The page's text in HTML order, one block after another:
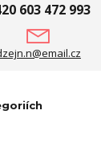
603 472 993